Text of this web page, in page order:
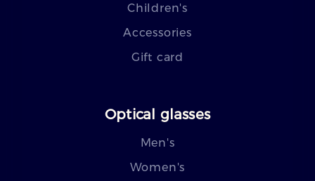
Children's
Accessories
Gift card
Optical glasses
Men's
Women's